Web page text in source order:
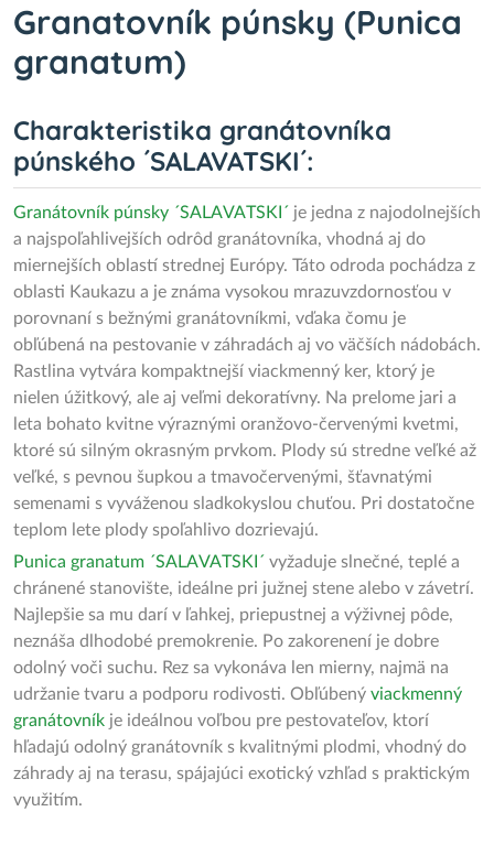
Granatovník púnsky (Punica
granatum)
Charakteristika granátovníka
púnského ´SALAVATSKI´:
Granátovník púnsky ´SALAVATSKI´ je jedna z najodolnejších
a najspoľahlivejších odrôd granátovníka, vhodná aj do
miernejších oblastí strednej Európy. Táto odroda pochádza z
oblasti Kaukazu a je známa vysokou mrazuvzdornosťou v
porovnaní s bežnými granátovníkmi, vďaka čomu je
obľúbená na pestovanie v záhradách aj vo väčších nádobách.
Rastlina vytvára kompaktnejší viackmenný ker, ktorý je
nielen úžitkový, ale aj veľmi dekoratívny. Na prelome jari a
leta bohato kvitne výraznými oranžovo-červenými kvetmi,
ktoré sú silným okrasným prvkom. Plody sú stredne veľké až
veľké, s pevnou šupkou a tmavočervenými, šťavnatými
semenami s vyváženou sladkokyslou chuťou. Pri dostatočne
teplom lete plody spoľahlivo dozrievajú.
Punica granatum ´SALAVATSKI´ vyžaduje slnečné, teplé a
chránené stanovište, ideálne pri južnej stene alebo v závetrí.
Najlepšie sa mu darí v ľahkej, priepustnej a výživnej pôde,
neznáša dlhodobé premokrenie. Po zakorenení je dobre
odolný voči suchu. Rez sa vykonáva len mierny, najmä na
udržanie tvaru a podporu rodivosti. Obľúbený viackmenný
granátovník je ideálnou voľbou pre pestovateľov, ktorí
hľadajú odolný granátovník s kvalitnými plodmi, vhodný do
záhrady aj na terasu, spájajúci exotický vzhľad s praktickým
využitím.